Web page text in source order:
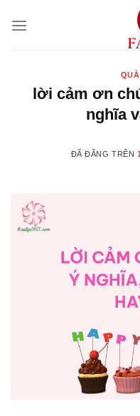
đến
lời cảm ơn
nghĩa
ĐÃ ĐĂNG TRÊN